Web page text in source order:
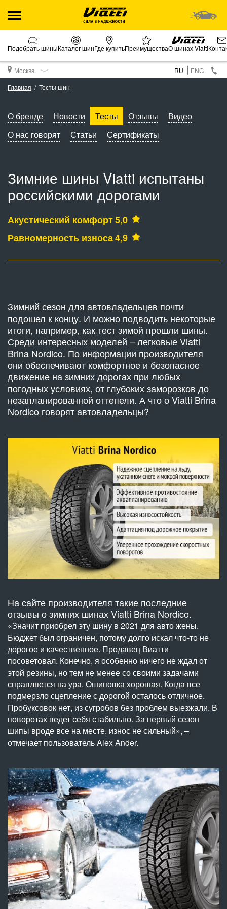
Подобрать шиныКаталог шинГде купитьПреимуществаО шинах Viatti
Москва RU
ENG
Главная
Тесты шин
О бренде Новости Тесты Отзывы
Видео
О нас говорят
Статьи Сертификаты
Зимние шины Viatti испытаны
российскими дорогами
Акустический комфорт5,0
Равномерность износа4,9
Зимний сезон для автовладельцев почти
подошел к концу. И можно подводить некоторые
итоги, например, как тест зимой прошли шины.
Среди интересных моделей – легковые Viatti
Brina Nordico. По информации производителя
они обеспечивают комфортное и безопасное
движение на зимних дорогах при любых
погодных условиях, от глубоких заморозков до
незапланированной оттепели. А что о Viatti Brina
Nordico говорят автовладельцы?
На сайте производителя такие последние
отзывы о зимних шинах Viatti Brina Nordico.
«Значит приобрел эту шину в 2021 для авто жены.
Бюджет был ограничен, потому долго искал что-то не
дорогое и качественное. Продавец Виатти
посоветовал. Конечно, я особенно ничего не ждал от
этой резины, но тем не менее со своими задачами
справляется на ура. Ошиповка хорошая. Когда все
подмерзло сцепление с дорогой осталось отличное.
Пробуксовок нет, из сугробов без проблем выезжали. В
поворотах ведет себя стабильно. За первый сезон
шипы вроде все на месте, износ не сильный», –
отмечает пользователь Alex Ander.